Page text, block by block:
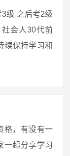
级 之后考2级
会人30代前
续保持学习和
格，有没有一
一起分享学习